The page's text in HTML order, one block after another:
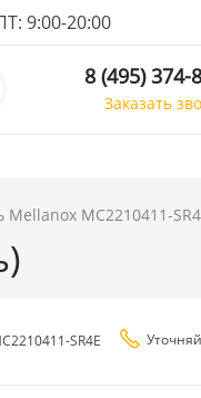
9:00-20:00
8 (495) 374-
Заказать
Mellanox MC2210411-
SR4E